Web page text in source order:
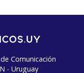
Comunicación
- Uruguay